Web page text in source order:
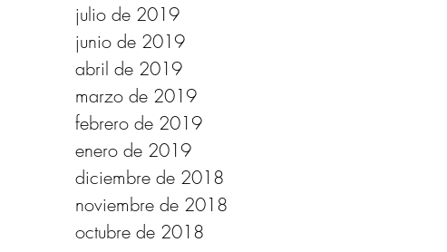
julio de 2019
junio de 2019
abril de 2019
marzo de 2019
febrero de 2019
enero de 2019
diciembre de 2018
noviembre de 2018
octubre de 2018